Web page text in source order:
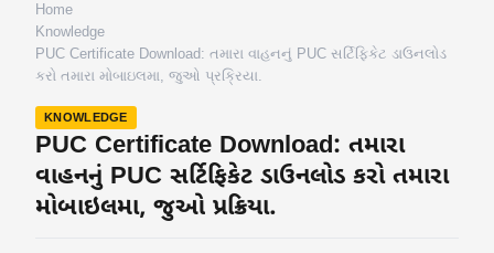
Home
Knowledge
PUC Certificate Download: તમારા વાહનનું PUC સર્ટિફિકેટ ડાઉનલોડ
કરો તમારા મોબાઇલમા, જુઓ પ્રક્રિયા.
KNOWLEDGE
PUC Certificate Download: તમારા
વાહનનું PUC સર્ટિફિકેટ ડાઉનલોડ કરો તમારા
મોબાઇલમા, જુઓ પ્રક્રિયા.